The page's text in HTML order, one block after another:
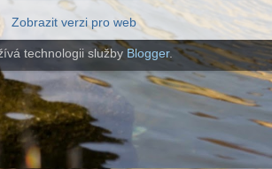
Zobrazit verzi pro web
technologii služby Blogger.